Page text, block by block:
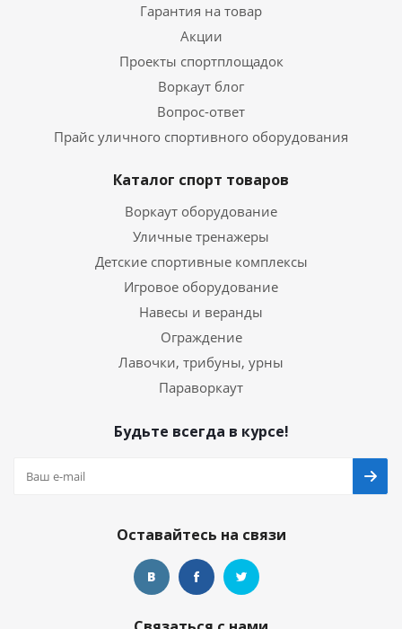
Гарантия на товар
Акции
Проекты спортплощадок
Воркаут блог
Вопрос-ответ
Прайс уличного спортивного оборудования
Каталог спорт товаров
Воркаут оборудование
Уличные тренажеры
Детские спортивные комплексы
Игровое оборудование
Навесы и веранды
Ограждение
Лавочки, трибуны, урны
Параворкаут
Будьте всегда в курсе!
Оставайтесь на связи